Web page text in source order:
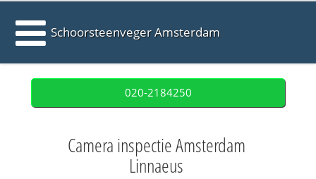
Schoorsteenveger Amsterdam
020-2184250
Camera inspectie Amsterdam
Linnaeus